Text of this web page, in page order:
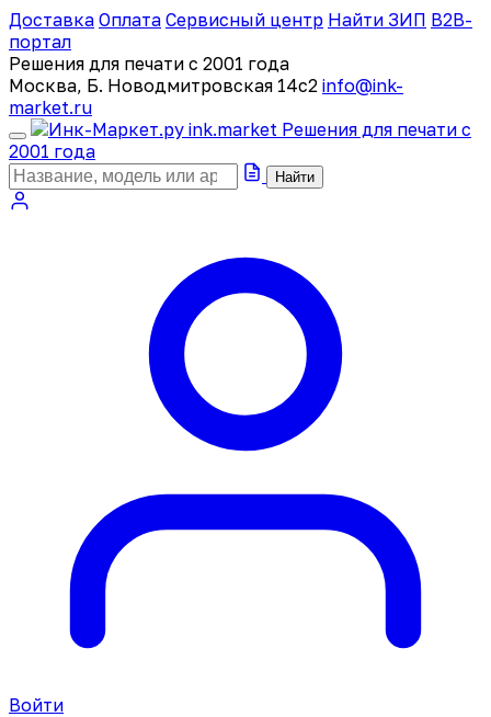
Доставка Оплата Сервисный центр Найти ЗИП B2B-
портал
Решения для печати с 2001 года
Москва, Б. Новодмитровская 14с2 info@ink-
market.ru
ink.market Решения для печати с
2001 года
Найти
Войти